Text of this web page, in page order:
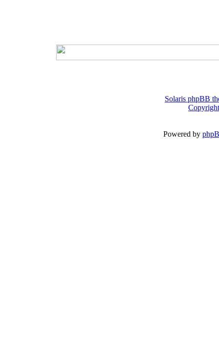
Solaris phpBB
Powered by